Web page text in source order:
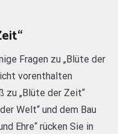
Fragen zu „Blüte der
vorenthalten
zu „Blüte der Zeit“
Welt“ und dem Bau
Ehre“ rücken Sie in